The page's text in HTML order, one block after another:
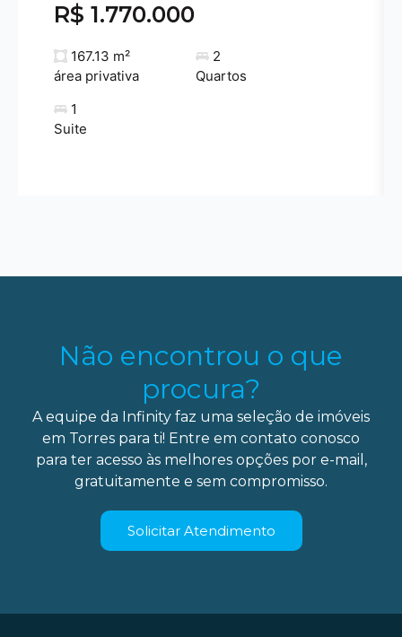
R$ 1.770.000
167.13 m²
área privativa
2
Quartos
1
Suite
Não encontrou o que
procura?
A equipe da Infinity faz uma seleção de imóveis
em Torres para ti! Entre em contato conosco
para ter acesso às melhores opções por e-mail,
gratuitamente e sem compromisso.
Solicitar Atendimento